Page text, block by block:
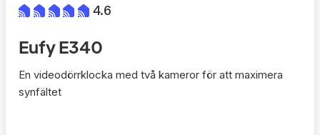
4.6
Eufy E340
En videodörrklocka med två kameror för att maximera
synfältet